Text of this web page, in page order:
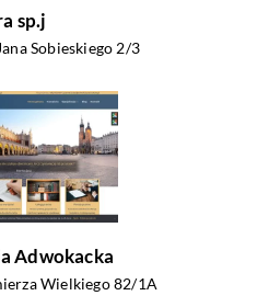
sp.j
Sobieskiego 2/3
Adwokacka
Wielkiego 82/1A